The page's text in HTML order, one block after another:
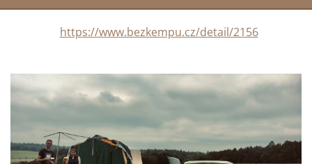
https://www.bezkempu.cz/detail/2156